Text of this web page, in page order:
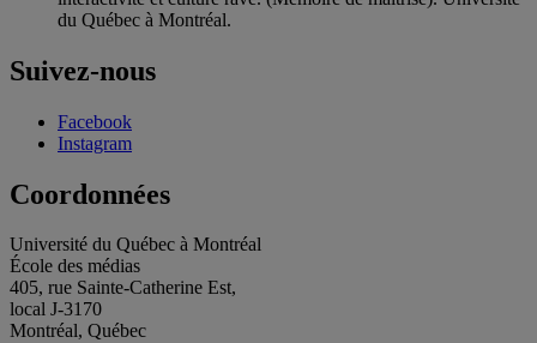
du Québec à Montréal.
Suivez-nous
Facebook
Instagram
Coordonnées
Université du Québec à Montréal
École des médias
405, rue Sainte-Catherine Est,
local J-3170
Montréal, Québec